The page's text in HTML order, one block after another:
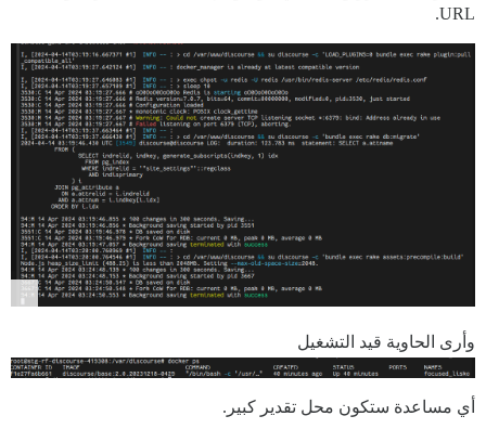
URL.
وأرى الحاوية قيد التشغيل
أي مساعدة ستكون محل تقدير كبير.